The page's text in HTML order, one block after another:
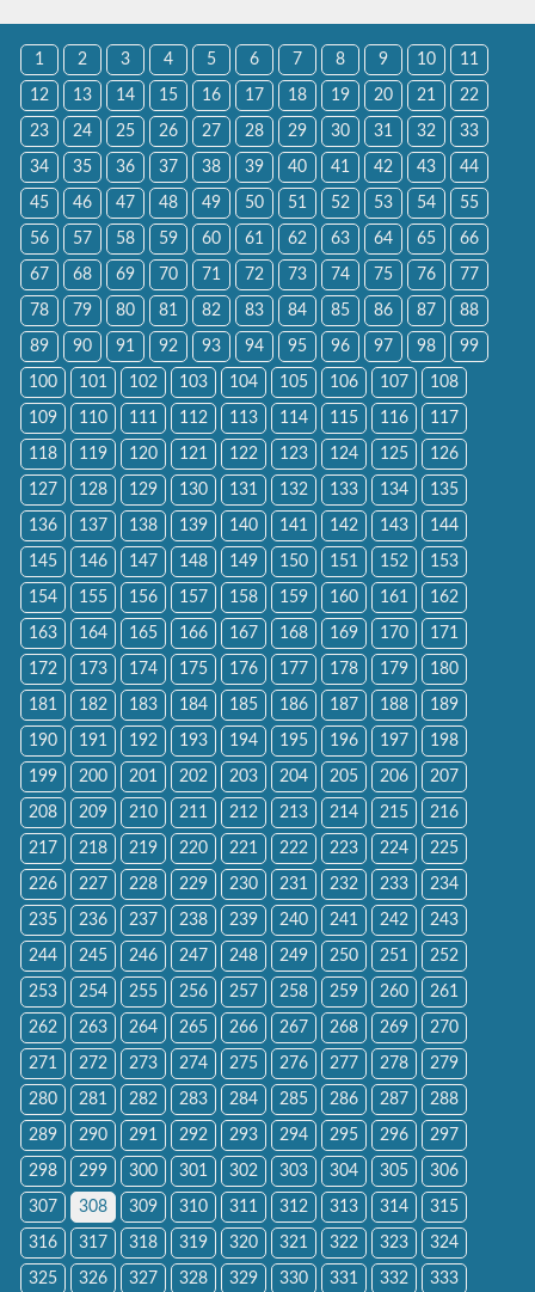
1 2 3 4 5 6 7 8 9 10 11
12 13 14 15 16 17 18 19 20 21 22
23 24 25 26 27 28 29 30 31 32 33
34 35 36 37 38 39 40 41 42 43 44
45 46 47 48 49 50 51 52 53 54 55
56 57 58 59 60 61 62 63 64 65 66
67 68 69 70 71 72 73 74 75 76 77
78 79 80 81 82 83 84 85 86 87 88
89 90 91 92 93 94 95 96 97 98 99
100 101 102 103 104 105 106 107 108
109 110 111 112 113 114 115 116 117
118 119 120 121 122 123 124 125 126
127 128 129 130 131 132 133 134 135
136 137 138 139 140 141 142 143 144
145 146 147 148 149 150 151 152 153
154 155 156 157 158 159 160 161 162
163 164 165 166 167 168 169 170 171
172 173 174 175 176 177 178 179 180
181 182 183 184 185 186 187 188 189
190 191 192 193 194 195 196 197 198
199 200 201 202 203 204 205 206 207
208 209 210 211 212 213 214 215 216
217 218 219 220 221 222 223 224 225
226 227 228 229 230 231 232 233 234
235 236 237 238 239 240 241 242 243
244 245 246 247 248 249 250 251 252
253 254 255 256 257 258 259 260 261
262 263 264 265 266 267 268 269 270
271 272 273 274 275 276 277 278 279
280 281 282 283 284 285 286 287 288
289 290 291 292 293 294 295 296 297
298 299 300 301 302 303 304 305 306
307 308 309 310 311 312 313 314 315
316 317 318 319 320 321 322 323 324
325 326 327 328 329 330 331 332 333